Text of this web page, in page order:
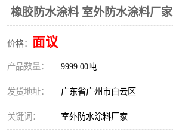
橡胶防水涂料 室外防水涂料厂家
价格： 面议
产品数量： 9999.00吨
发货地址： 广东省广州市白云区
关键词： 室外防水涂料厂家